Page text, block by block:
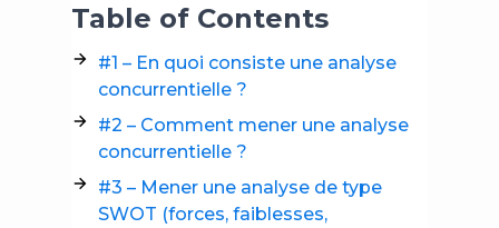
Table of Contents
#1 – En quoi consiste une analyse
concurrentielle ?
#2 – Comment mener une analyse
concurrentielle ?
#3 – Mener une analyse de type
SWOT (forces, faiblesses,